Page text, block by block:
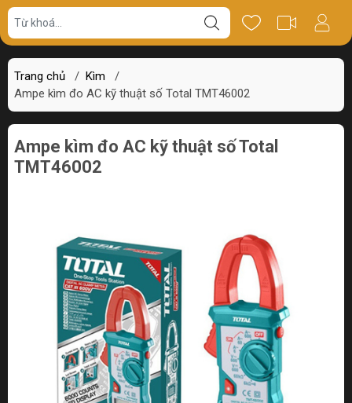
Trang chủ / Kìm
/
Ampe kìm đo AC kỹ thuật số Total TMT46002
Giá bán Review
Ampe kìm đo AC kỹ thuật số Total
TMT46002